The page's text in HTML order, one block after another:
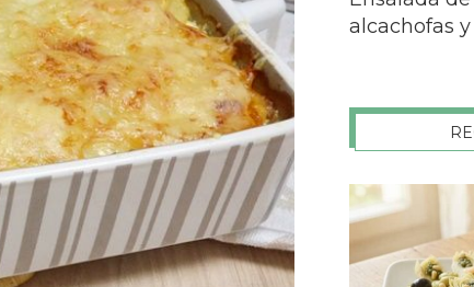
alcachofas